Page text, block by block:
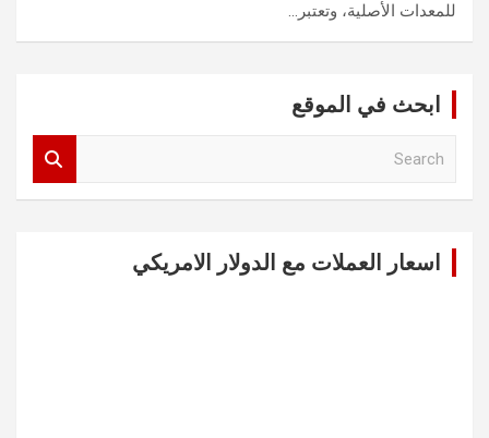
للمعدات الأصلية، وتعتبر…
ابحث في الموقع
اسعار العملات مع الدولار الامريكي